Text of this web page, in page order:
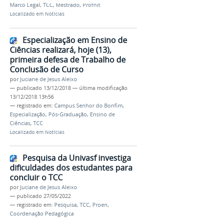
Marco Legal, TCC, Mestrado, Profnit
Localizado em Notícias
Especialização em Ensino de
Ciências realizará, hoje (13),
primeira defesa de Trabalho de
Conclusão de Curso
por Juciane de Jesus Aleixo
— publicado 13/12/2018 — última modificação
13/12/2018 13h56
— registrado em: Campus Senhor do Bonfim,
Especialização, Pós-Graduação, Ensino de
Ciências, TCC
Localizado em Notícias
Pesquisa da Univasf investiga
dificuldades dos estudantes para
concluir o TCC
por Juciane de Jesus Aleixo
— publicado 27/05/2022
— registrado em: Pesquisa, TCC, Proen,
Coordenação Pedagógica